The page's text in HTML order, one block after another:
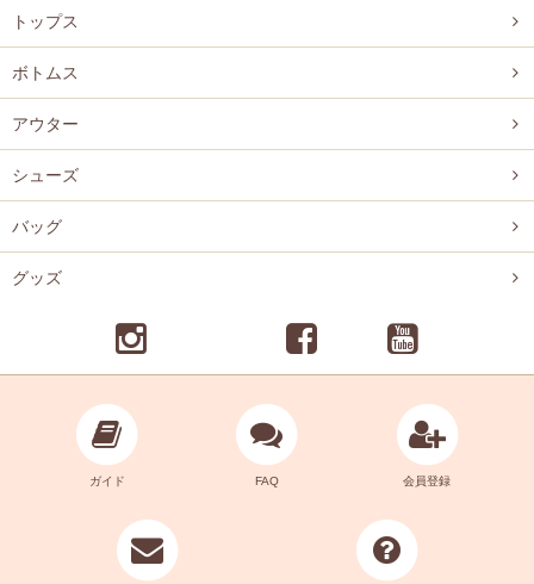
トップス
ボトムス
アウター
シューズ
バッグ
グッズ
ガイド FAQ 会員登録